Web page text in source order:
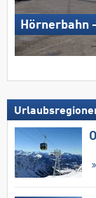
Hörnerbahn